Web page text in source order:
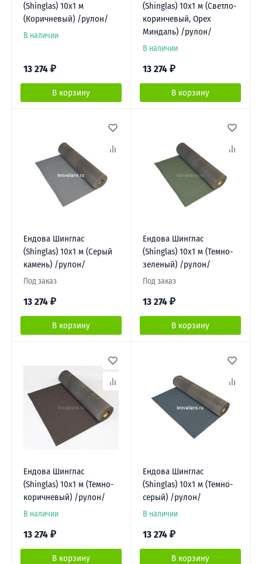
(Shinglas) 10х1 м
(Коричневый) /рулон/
В наличии
13 274 ₽
В корзину
(Shinglas) 10х1 м (Светло-
коринчевый, Орех
Миндаль) /рулон/
В наличии
13 274 ₽
В корзину
Ендова Шинглас
(Shinglas) 10х1 м (Серый
камень) /рулон/
Под заказ
13 274 ₽
В корзину
Ендова Шинглас
(Shinglas) 10х1 м (Темно-
зеленый) /рулон/
Под заказ
13 274 ₽
В корзину
Ендова Шинглас
(Shinglas) 10х1 м (Темно-
коричневый) /рулон/
В наличии
13 274 ₽
В корзину
Ендова Шинглас
(Shinglas) 10х1 м (Темно-
серый) /рулон/
В наличии
13 274 ₽
В корзину